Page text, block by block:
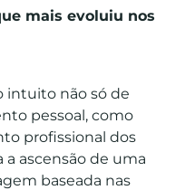
mais evoluiu nos
intuito não só de
pessoal, como
profissional dos
ascensão de uma
baseada nas